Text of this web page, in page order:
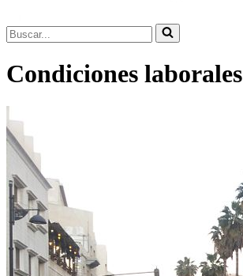
Buscar...
Condiciones laborales